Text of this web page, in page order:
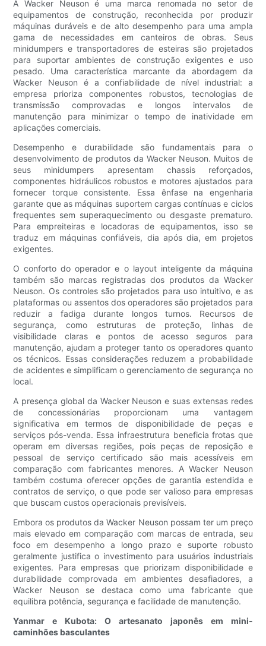
A Wacker Neuson é uma marca renomada no setor de
equipamentos de construção, reconhecida por produzir
máquinas duráveis ​​e de alto desempenho para uma ampla
gama de necessidades em canteiros de obras. Seus
minidumpers e transportadores de esteiras são projetados
para suportar ambientes de construção exigentes e uso
pesado. Uma característica marcante da abordagem da
Wacker Neuson é a confiabilidade de nível industrial: a
empresa prioriza componentes robustos, tecnologias de
transmissão comprovadas e longos intervalos de
manutenção para minimizar o tempo de inatividade em
aplicações comerciais.
Desempenho e durabilidade são fundamentais para o
desenvolvimento de produtos da Wacker Neuson. Muitos de
seus minidumpers apresentam chassis reforçados,
componentes hidráulicos robustos e motores ajustados para
fornecer torque consistente. Essa ênfase na engenharia
garante que as máquinas suportem cargas contínuas e ciclos
frequentes sem superaquecimento ou desgaste prematuro.
Para empreiteiras e locadoras de equipamentos, isso se
traduz em máquinas confiáveis, dia após dia, em projetos
exigentes.
O conforto do operador e o layout inteligente da máquina
também são marcas registradas dos produtos da Wacker
Neuson. Os controles são projetados para uso intuitivo, e as
plataformas ou assentos dos operadores são projetados para
reduzir a fadiga durante longos turnos. Recursos de
segurança, como estruturas de proteção, linhas de
visibilidade claras e pontos de acesso seguros para
manutenção, ajudam a proteger tanto os operadores quanto
os técnicos. Essas considerações reduzem a probabilidade
de acidentes e simplificam o gerenciamento de segurança no
local.
A presença global da Wacker Neuson e suas extensas redes
de concessionárias proporcionam uma vantagem
significativa em termos de disponibilidade de peças e
serviços pós-venda. Essa infraestrutura beneficia frotas que
operam em diversas regiões, pois peças de reposição e
pessoal de serviço certificado são mais acessíveis em
comparação com fabricantes menores. A Wacker Neuson
também costuma oferecer opções de garantia estendida e
contratos de serviço, o que pode ser valioso para empresas
que buscam custos operacionais previsíveis.
Embora os produtos da Wacker Neuson possam ter um preço
mais elevado em comparação com marcas de entrada, seu
foco em desempenho a longo prazo e suporte robusto
geralmente justifica o investimento para usuários industriais
exigentes. Para empresas que priorizam disponibilidade e
durabilidade comprovada em ambientes desafiadores, a
Wacker Neuson se destaca como uma fabricante que
equilibra potência, segurança e facilidade de manutenção.
Yanmar e Kubota: O artesanato japonês em mini-
caminhões basculantes